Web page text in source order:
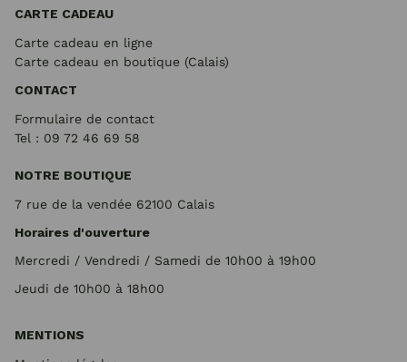
CARTE CADEAU
Carte cadeau en ligne
Carte cadeau en boutique (Calais)
CONTACT
Formulaire de contact
Tel : 09 72 46 69 58
NOTRE BOUTIQUE
7 rue de la vendée 62100 Calais
Horaires d'ouverture
Mercredi / Vendredi / Samedi de 10h00 à 19h00
Jeudi de 10h00 à 18h00
MENTIONS